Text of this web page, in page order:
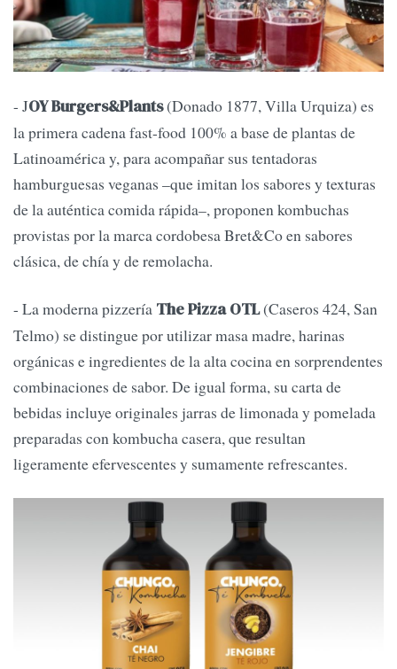
- JOY Burgers&Plants(Donado 1877, Villa Urquiza) es
la primera cadena fast-food 100% a base de plantas de
Latinoamérica y, para acompañar sus tentadoras
hamburguesas veganas –que imitan los sabores y texturas
de la auténtica comida rápida–, proponen kombuchas
provistas por la marca cordobesa Bret&Co en sabores
clásica, de chía y de remolacha.
- La moderna pizzería The Pizza OTL(Caseros 424, San
Telmo) se distingue por utilizar masa madre, harinas
orgánicas e ingredientes de la alta cocina en sorprendentes
combinaciones de sabor. De igual forma, su carta de
bebidas incluye originales jarras de limonada y pomelada
preparadas con kombucha casera, que resultan
ligeramente efervescentes y sumamente refrescantes.